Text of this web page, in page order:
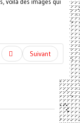
voilà des images qui
Suivant